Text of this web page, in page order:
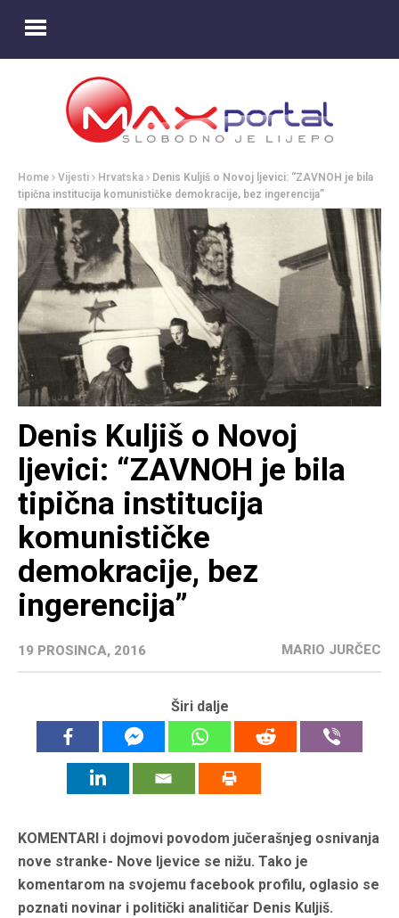
Home Vijesti Hrvatska
Denis Kuljiš o Novoj ljevici: “ZAVNOH je bila
tipična institucija komunističke demokracije, bez ingerencija”
Denis Kuljiš o Novoj
ljevici: “ZAVNOH je bila
tipična institucija
komunističke
demokracije, bez
ingerencija”
19 PROSINCA, 2016 MARIO JURČEC
Širi dalje
KOMENTARI i dojmovi povodom jučerašnjeg osnivanja
nove stranke- Nove ljevice se nižu. Tako je
komentarom na svojemu facebook profilu, oglasio se
poznati novinar i politički analitičar Denis Kuljiš.